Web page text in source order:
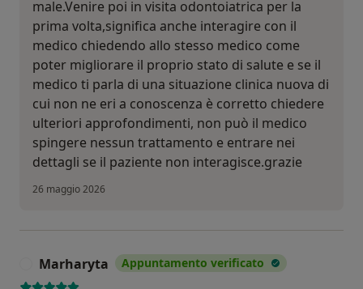
male.Venire poi in visita odontoiatrica per la
prima volta,significa anche interagire con il
medico chiedendo allo stesso medico come
poter migliorare il proprio stato di salute e se il
medico ti parla di una situazione clinica nuova di
cui non ne eri a conoscenza è corretto chiedere
ulteriori approfondimenti, non può il medico
spingere nessun trattamento e entrare nei
dettagli se il paziente non interagisce.grazie
26 maggio 2026
Marharyta Appuntamento verificato